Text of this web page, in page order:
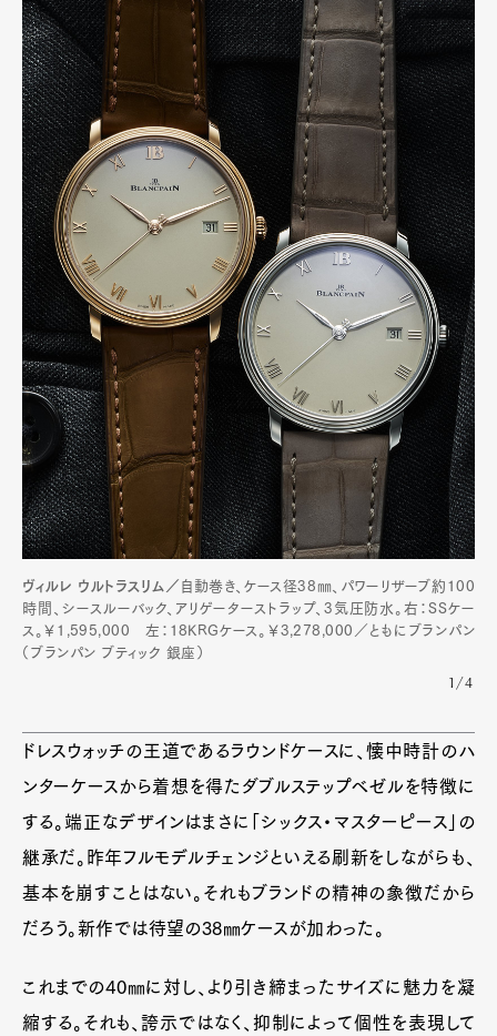
ヴィルレ ウルトラスリム／ 自動巻き、ケース径38㎜、パワーリザーブ約100
時間、シースルーバック、アリゲーターストラップ、3気圧防水。右：SSケー
ス。￥1,595,000 左：18KRGケース。￥3,278,000／ともにブランパン
（ブランパン ブティック 銀座）
1/4
ドレスウォッチの王道であるラウンドケースに、懐中時計のハ
ンターケースから着想を得たダブルステップベゼルを特徴に
する。端正なデザインはまさに「シックス・マスターピース」の
継承だ。昨年フルモデルチェンジといえる刷新をしながらも、
基本を崩すことはない。それもブランドの精神の象徴だから
だろう。新作では待望の38㎜ケースが加わった。
これまでの40㎜に対し、より引き締まったサイズに魅力を凝
縮する。それも、誇示ではなく、抑制によって個性を表現して